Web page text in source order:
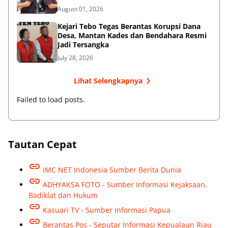
Miliar
August 01, 2026
Kejari Tebo Tegas Berantas Korupsi Dana
Desa, Mantan Kades dan Bendahara Resmi
Jadi Tersangka
July 28, 2026
Lihat Selengkapnya
Failed to load posts.
Tautan Cepat
IMC NET Indonesia Sumber Berita Dunia
ADHYAKSA FOTO - Sumber Informasi Kejaksaan,
Badiklat dan Hukum
Kasuari TV - Sumber Informasi Papua
Berantas Pos - Seputar Informasi Kepualaun Riau